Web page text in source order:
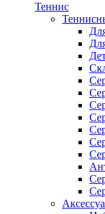
Теннис